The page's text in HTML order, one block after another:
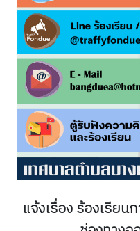
แจ้งเรื่อง ร้องเรีย